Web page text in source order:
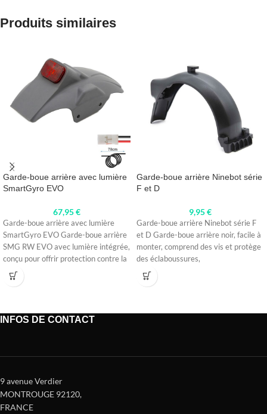
Produits similaires
Garde-boue arrière avec lumière
SmartGyro EVO
67,95€
Garde-boue arrière avec lumière
SmartGyro EVO Garde-boue arrière
SMG RW EVO avec lumière intégrée,
conçu pour offrir protection contre la
Garde-boue arrière Ninebot série
F et D
9,95€
Garde-boue arrière Ninebot série F
et D Garde-boue arrière noir, facile à
monter, comprend des vis et protège
des éclaboussures,
INFOS DE CONTACT
9 avenue Verdier
MONTROUGE 92120,
FRANCE